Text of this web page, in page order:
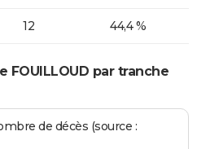
12 44,4 %
FOUILLOUD par tranche
de décès (source :